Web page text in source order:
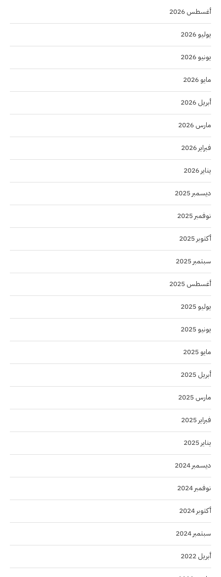
أغسطس 2026
يوليو 2026
يونيو 2026
مايو 2026
أبريل 2026
مارس 2026
فبراير 2026
يناير 2026
ديسمبر 2025
نوفمبر 2025
أكتوبر 2025
سبتمبر 2025
أغسطس 2025
يوليو 2025
يونيو 2025
مايو 2025
أبريل 2025
مارس 2025
فبراير 2025
يناير 2025
ديسمبر 2024
نوفمبر 2024
أكتوبر 2024
سبتمبر 2024
أبريل 2022